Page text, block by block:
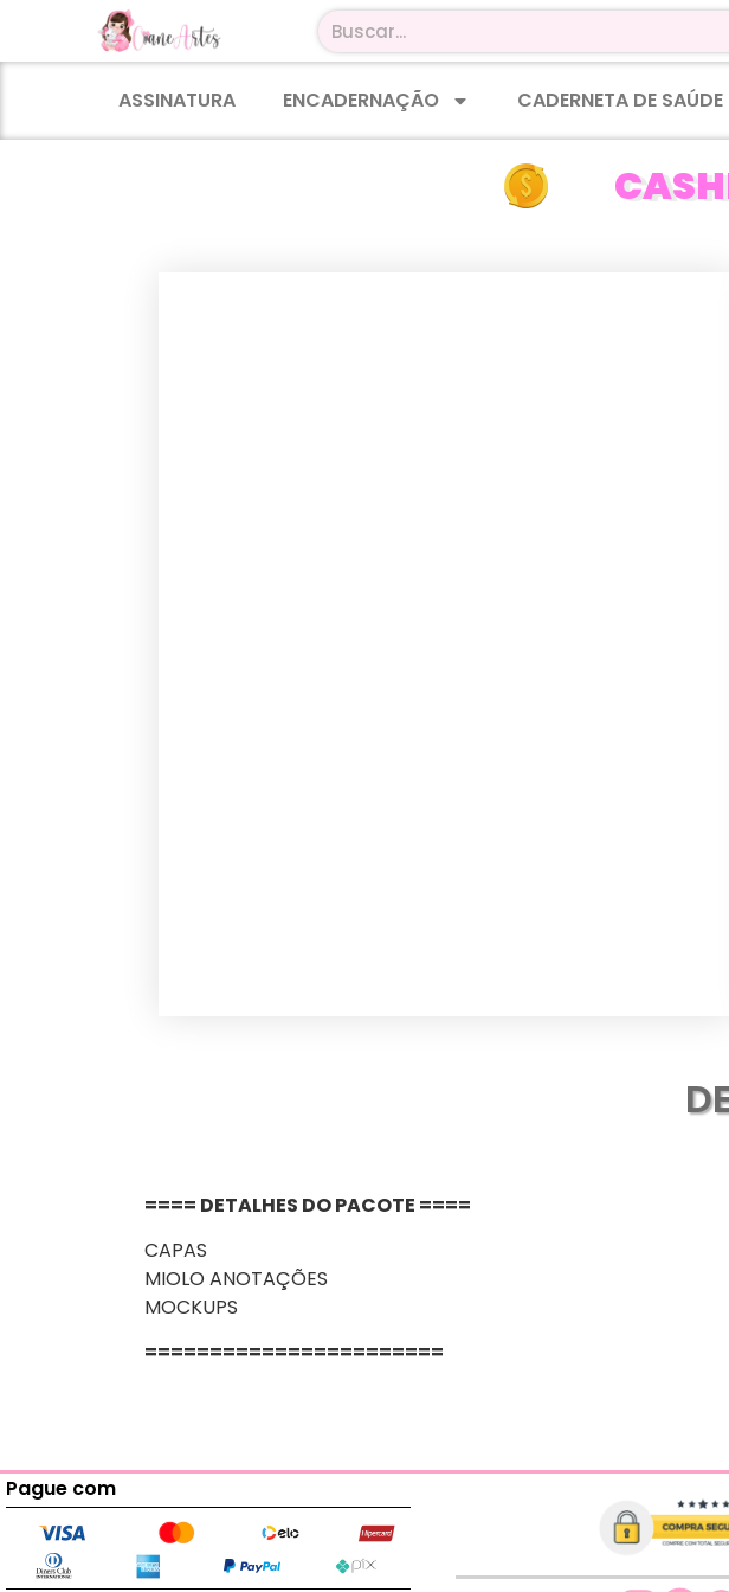
ASSINATURA ENCADERNAÇÃO CADERNETA DE SAÚDE
==== DETALHES DO PACOTE ====
CAPAS
MIOLO ANOTAÇÕES
MOCKUPS
=======================
Pague com